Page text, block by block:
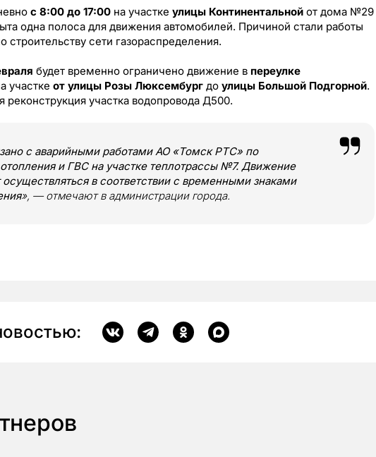
с 8:00 до 17:00 на участке улицы Континентальной от дома №29
одна полоса для движения автомобилей. Причиной стали работы
строительству сети газораспределения.
будет временно ограничено движение в переулке
участке от улицы Розы Люксембург до улицы Большой Подгорной.
реконструкция участка водопровода Д500.
с аварийными работами АО «Томск РТС» по
и ГВС на участке теплотрассы №7. Движение
осуществляться в соответствии с временными знаками
», — отмечают в администрации города.